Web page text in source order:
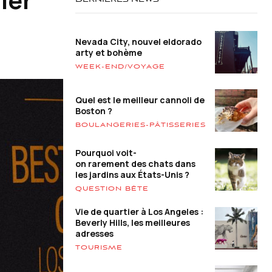
Nevada City, nouvel eldorado
arty et bohème
WEEK-END/VOYAGE
Quel est le meilleur cannoli de
Boston ?
BOULANGERIES-PÂTISSERIES
Pourquoi voit-
on rarement des chats dans
les jardins aux États-Unis ?
QUESTION BÊTE
Vie de quartier à Los Angeles :
Beverly Hills, les meilleures
adresses
TOURISME